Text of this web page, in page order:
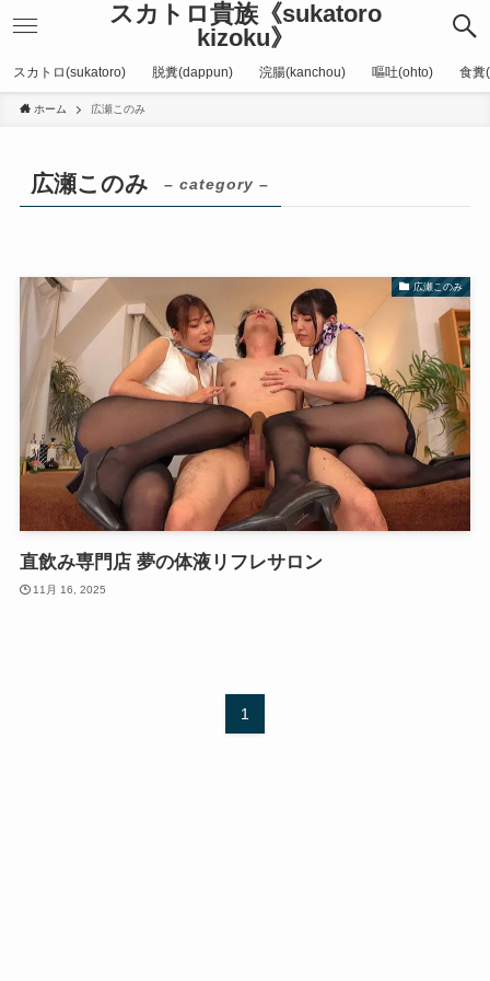
スカトロ貴族《sukatoro
kizoku》
スカトロ(sukatoro) 脱糞(dappun) 浣腸(kanchou) 嘔吐(ohto) 食糞
ホーム 広瀬このみ
広瀬このみ – category –
広瀬このみ
直飲み専門店 夢の体液リフレサロン
11月 16, 2025
1